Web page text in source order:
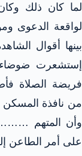
لما كان ذلك
لواقعة الدعوى
بينها أقوال
إستشعرت ضوضاء
فريضة الصلاة
من نافذة
وأن المتهم ………
على أمر الطاعن